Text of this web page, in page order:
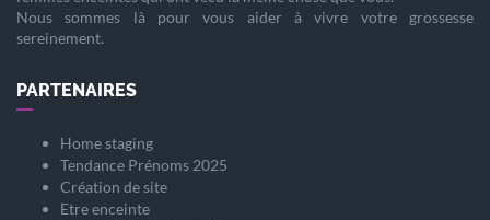
Nous sommes là pour vous aider à vivre votre grossesse
sereinement.
PARTENAIRES
Home staging
Tendance Prénoms 2025
Création de site
Etre enceinte